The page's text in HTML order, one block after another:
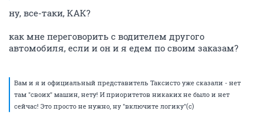
ну, все-таки, КАК?
как мне переговорить с водителем другого
автомобиля, если и он и я едем по своим заказам?
Вам и я и официальный представитель Таксисто уже сказали - нет
там "своих" машин, нету! И приоритетов никаких не было и нет
сейчас! Это просто не нужно, ну "включите логику"(с)